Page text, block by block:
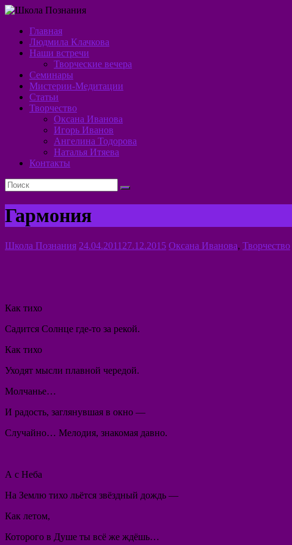
Перейти
содержимому
Школа
Познания
Алхимия
Духа
Главная
Людмила Клачкова
Наши встречи
Творческие вечера
Семинары
Мистерии-Медитации
Статьи
Творчество
Оксана Иванова
Игорь Иванов
Ангелина Тодорова
Наталья Итяева
Контакты
Гармония
Школа Познания 24.04.2011 27.12.2015 Оксана Иванова, Творчество
Как тихо
Садится Солнце где-то за рекой.
Как тихо
Уходят мысли плавной чередой.
Молчанье…
И радость, заглянувшая в окно —
Случайно… Мелодия, знакомая давно.
А с Неба
На Землю тихо льётся звёздный дождь —
Как летом,
Которого в Душе ты всё же ждёшь…